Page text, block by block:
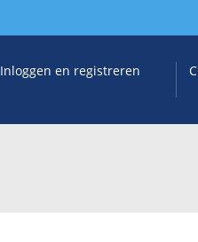
Inloggen en registreren